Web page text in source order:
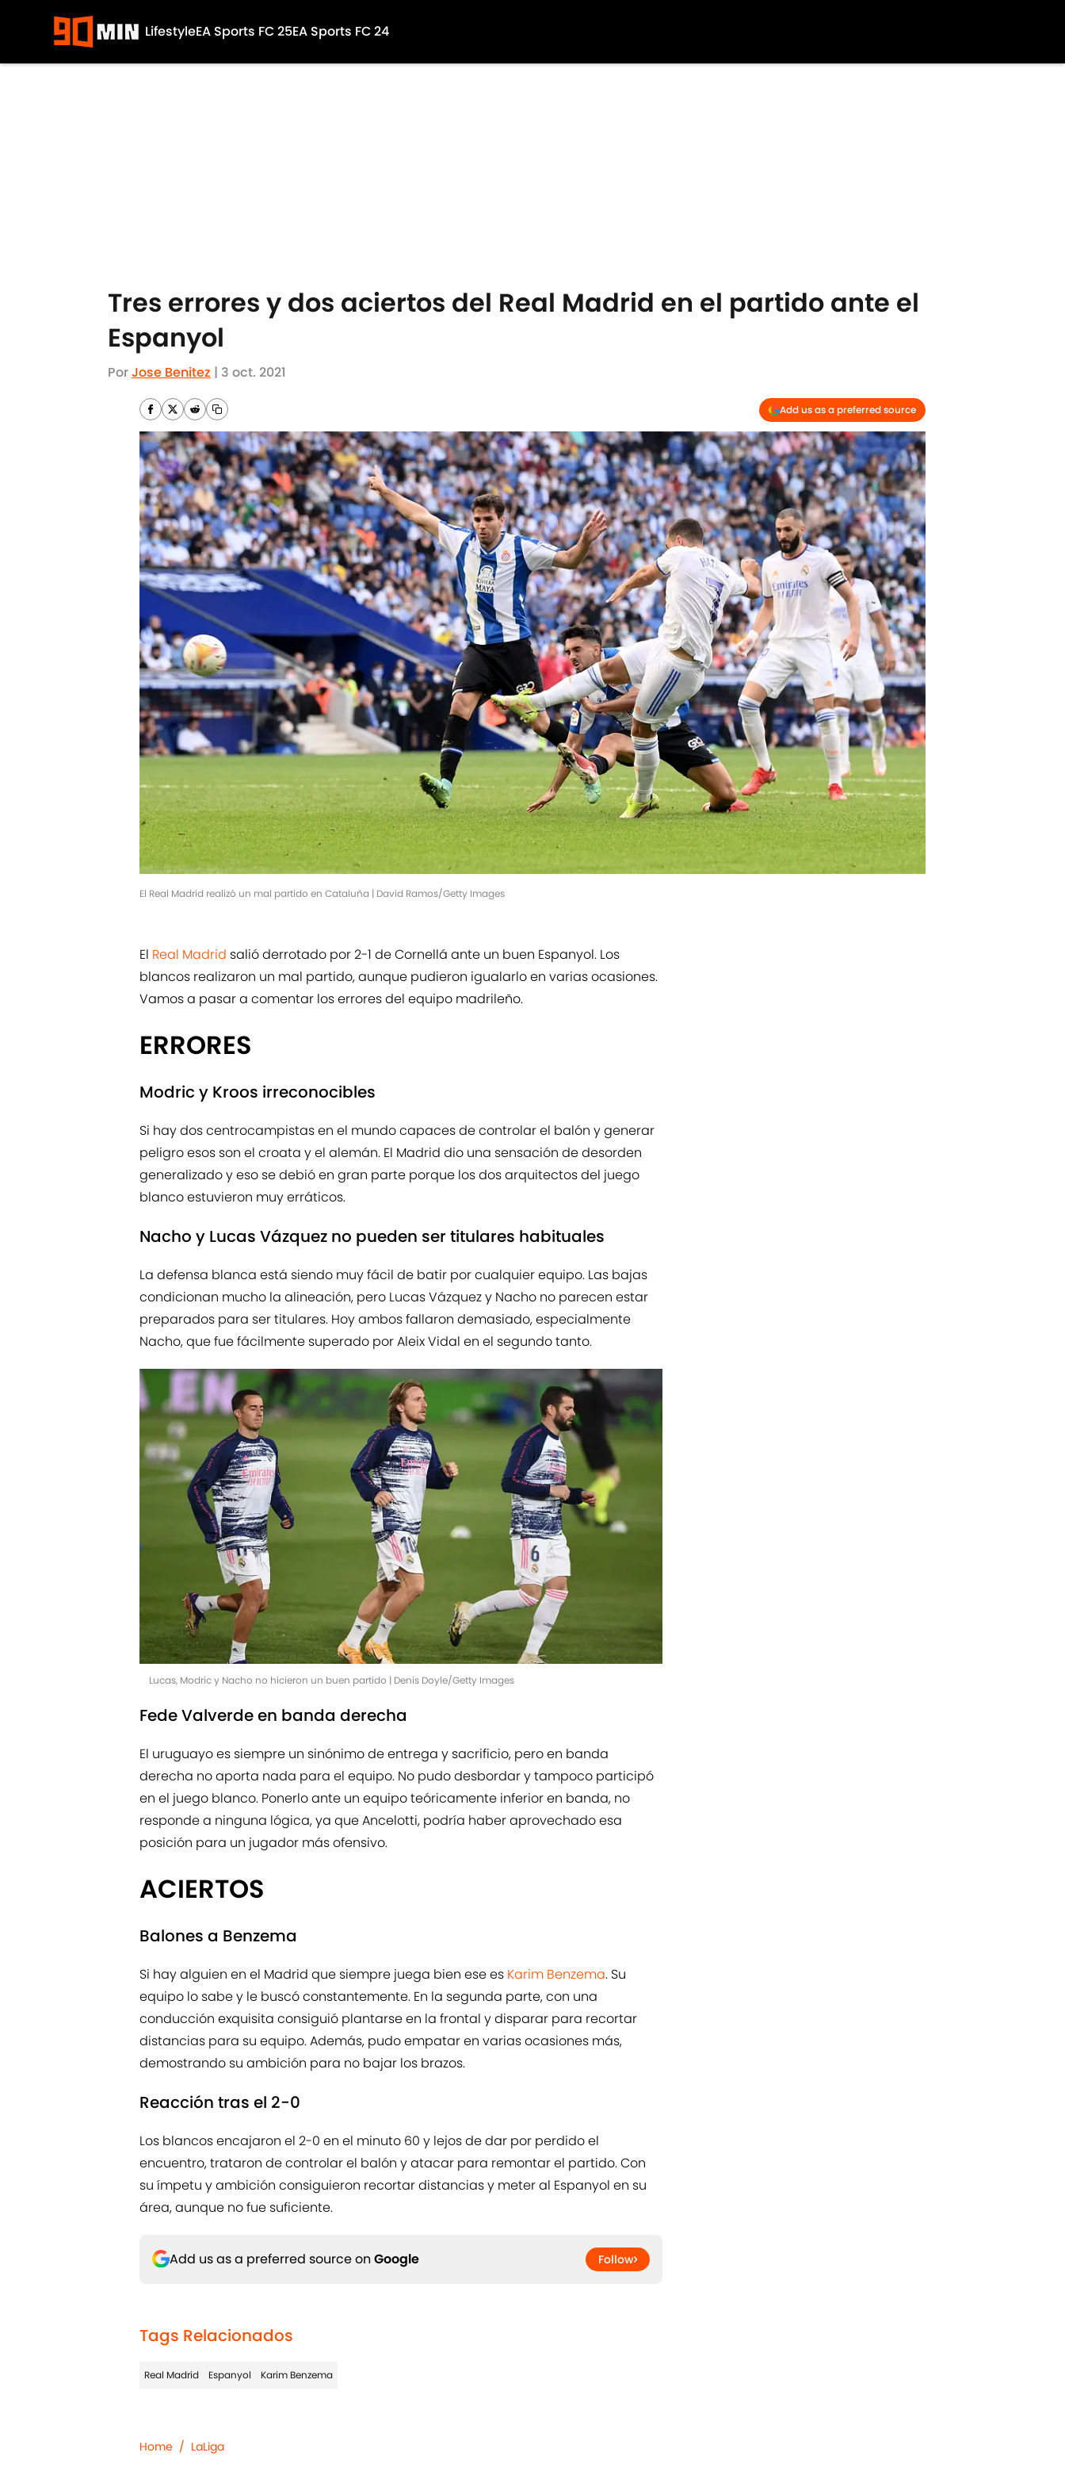
LifestyleEA Sports FC 25EA Sports FC 24
Tres errores y dos aciertos del Real Madrid en el partido ante el
Espanyol
PorJose Benitez | 3 oct. 2021
Add us as a preferred source
El Real Madrid realizó un mal partido en Cataluña | David Ramos/Getty Images
El Real Madrid salió derrotado por 2-1 de Cornellá ante un buen Espanyol. Los
blancos realizaron un mal partido, aunque pudieron igualarlo en varias ocasiones.
Vamos a pasar a comentar los errores del equipo madrileño.
ERRORES
Modric y Kroos irreconocibles
Si hay dos centrocampistas en el mundo capaces de controlar el balón y generar
peligro esos son el croata y el alemán. El Madrid dio una sensación de desorden
generalizado y eso se debió en gran parte porque los dos arquitectos del juego
blanco estuvieron muy erráticos.
Nacho y Lucas Vázquez no pueden ser titulares habituales
La defensa blanca está siendo muy fácil de batir por cualquier equipo. Las bajas
condicionan mucho la alineación, pero Lucas Vázquez y Nacho no parecen estar
preparados para ser titulares. Hoy ambos fallaron demasiado, especialmente
Nacho, que fue fácilmente superado por Aleix Vidal en el segundo tanto.
Lucas, Modric y Nacho no hicieron un buen partido | Denis Doyle/Getty Images
Fede Valverde en banda derecha
El uruguayo es siempre un sinónimo de entrega y sacrificio, pero en banda
derecha no aporta nada para el equipo. No pudo desbordar y tampoco participó
en el juego blanco. Ponerlo ante un equipo teóricamente inferior en banda, no
responde a ninguna lógica, ya que Ancelotti, podría haber aprovechado esa
posición para un jugador más ofensivo.
ACIERTOS
Balones a Benzema
Si hay alguien en el Madrid que siempre juega bien ese es Karim Benzema. Su
equipo lo sabe y le buscó constantemente. En la segunda parte, con una
conducción exquisita consiguió plantarse en la frontal y disparar para recortar
distancias para su equipo. Además, pudo empatar en varias ocasiones más,
demostrando su ambición para no bajar los brazos.
Reacción tras el 2-0
Los blancos encajaron el 2-0 en el minuto 60 y lejos de dar por perdido el
encuentro, trataron de controlar el balón y atacar para remontar el partido. Con
su ímpetu y ambición consiguieron recortar distancias y meter al Espanyol en su
área, aunque no fue suficiente.
Add us as a preferred source on Google Follow
Tags Relacionados
Real Madrid Espanyol Karim Benzema
Home / LaLiga